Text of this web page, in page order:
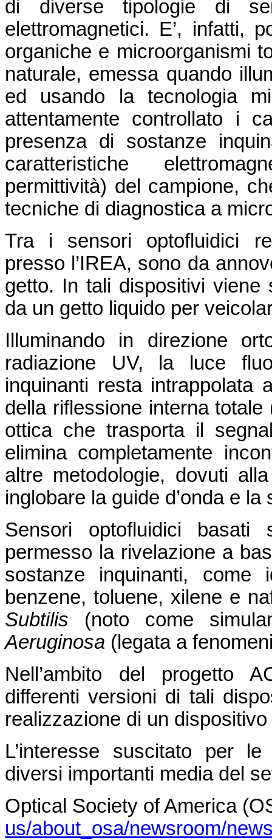
di diverse tipologie di
elettromagnetici. E’, infatti,
organiche e microorganismi
naturale, emessa quando
ed usando la tecnologia
attentamente controllato i
presenza di sostanze
caratteristiche
permittività) del campione,
tecniche di diagnostica a
Tra i sensori optofluidici
presso l’IREA, sono da
getto. In tali dispositivi viene
da un getto liquido per
Illuminando in direzione
radiazione UV, la luce
inquinanti resta intrappolata
della riflessione interna
ottica che trasporta il
elimina completamente
altre metodologie, dovuti
inglobare la guide d’onda e
Sensori optofluidici
permesso la rivelazione a
sostanze inquinanti, come
benzene, toluene, xilene e
Subtilis (noto come
Aeruginosa (legata a
Nell’ambito del progetto
differenti versioni di tali
realizzazione di un
L’interesse suscitato per
diversi importanti media del
Optical Society of America
us/about_osa/newsroom/